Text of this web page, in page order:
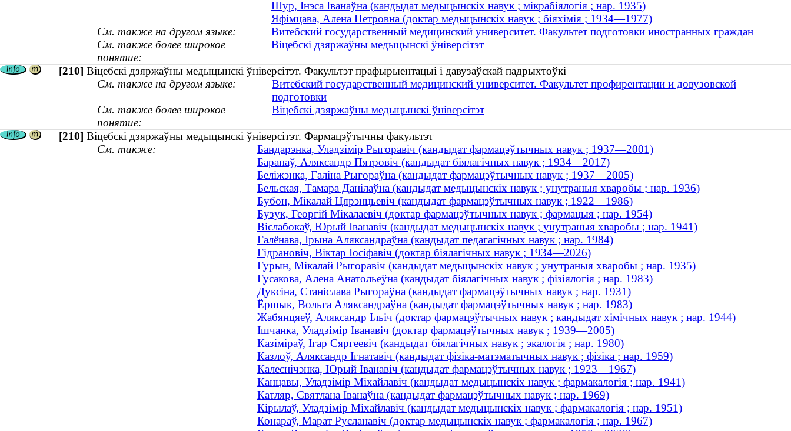
Шур, Інэса Іванаўна (кандыдат медыцынскіх навук ; мікрабіялогія ; нар. 1935)
Яфімцава, Алена Петровна (доктар медыцынскіх навук ; біяхімія ; 1934—1977)
См. также на другом языке:
Витебский государственный медицинский университет. Факультет подготовки иностранных граждан
См. также более широкое
понятие:
Віцебскі дзяржаўны медыцынскі ўніверсітэт
[210] Віцебскі дзяржаўны медыцынскі ўніверсітэт. Факультэт прафырыентацыі і давузаўскай падрыхтоўкі
См. также на другом языке:
Витебский государственный медицинский университет. Факультет профирентации и довузовской
подготовки
См. также более широкое
понятие:
Віцебскі дзяржаўны медыцынскі ўніверсітэт
[210] Віцебскі дзяржаўны медыцынскі ўніверсітэт. Фармацэўтычны факультэт
См. также:
Бандарэнка, Уладзімір Рыгоравіч (кандыдат фармацэўтычных навук ; 1937—2001)
Баранаў, Аляксандр Пятровіч (кандыдат біялагічных навук ; 1934—2017)
Беліжэнка, Галіна Рыгораўна (кандыдат фармацэўтычных навук ; 1937—2005)
Бельская, Тамара Данілаўна (кандыдат медыцынскіх навук ; унутраныя хваробы ; нар. 1936)
Бубон, Мікалай Цярэнцьевіч (кандыдат фармацэўтычных навук ; 1922—1986)
Бузук, Георгій Мікалаевіч (доктар фармацэўтычных навук ; фармацыя ; нар. 1954)
Віслабокаў, Юрый Іванавіч (кандыдат медыцынскіх навук ; унутраныя хваробы ; нар. 1941)
Галёнава, Ірына Аляксандраўна (кандыдат педагагічных навук ; нар. 1984)
Гідрановіч, Віктар Іосіфавіч (доктар біялагічных навук ; 1934—2026)
Гурын, Мікалай Рыгоравіч (кандыдат медыцынскіх навук ; унутраныя хваробы ; нар. 1935)
Гусакова, Алена Анатольеўна (кандыдат біялагічных навук ; фізіялогія ; нар. 1983)
Дуксіна, Станіслава Рыгораўна (кандыдат фармацэўтычных навук ; нар. 1931)
Ёршык, Вольга Аляксандраўна (кандыдат фармацэўтычных навук ; нар. 1983)
Жабянцяеў, Аляксандр Ільіч (доктар фармацэўтычных навук ; кандыдат хімічных навук ; нар. 1944)
Ішчанка, Уладзімір Іванавіч (доктар фармацэўтычных навук ; 1939—2005)
Казіміраў, Ігар Сяргеевіч (кандыдат біялагічных навук ; экалогія ; нар. 1980)
Казлоў, Аляксандр Ігнатавіч (кандыдат фізіка-матэматычных навук ; фізіка ; нар. 1959)
Калеснічэнка, Юрый Іванавіч (кандыдат фармацэўтычных навук ; 1923—1967)
Канцавы, Уладзімір Міхайлавіч (кандыдат медыцынскіх навук ; фармакалогія ; нар. 1941)
Катляр, Святлана Іванаўна (кандыдат фармацэўтычных навук ; нар. 1969)
Кірылаў, Уладзімір Міхайлавіч (кандыдат медыцынскіх навук ; фармакалогія ; нар. 1951)
Конараў, Марат Русланавіч (доктар медыцынскіх навук ; фармакалогія ; нар. 1967)